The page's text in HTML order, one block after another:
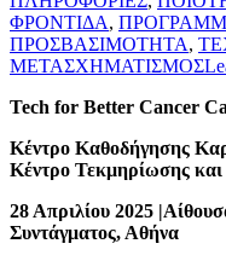
ΦΡΟΝΤΙΔΑ,
ΠΡΟΣΒΑΣΙΜΟΤΗΤΑ,
ΜΕΤΑΣΧΗΜΑΤΙΣΜΟΣ
Tech for Better Cancer
Κέντρο Καθοδήγησης
Κέντρο Τεκμηρίωσης
28 Απριλίου 2025
Συντάγματος, Αθήνα